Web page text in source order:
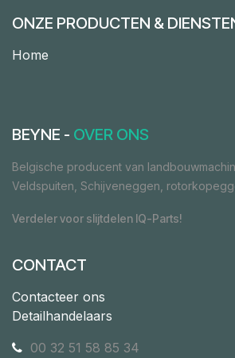
ONZE PRODUCTEN &
Home
BEYNE - OVER ONS
Belgische producent van
Veldspuiten, Schijveneggen,
Verdeler voor slijtdelen IQ-Parts!
CONTACT
Contacteer ons
Detailhandelaars
00 32 51 58 85 34